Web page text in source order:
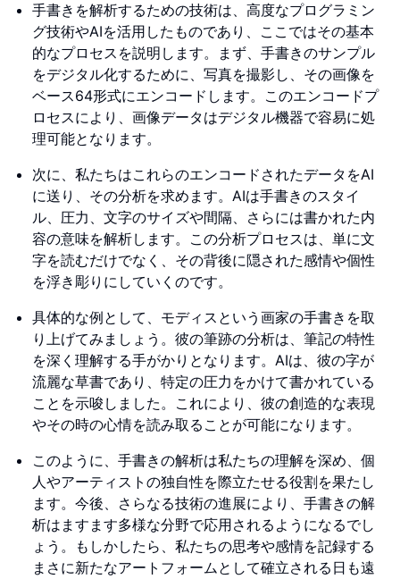
手書きを解析するための技術は、高度なプログラミン
グ技術やAIを活用したものであり、ここではその基本
的なプロセスを説明します。まず、手書きのサンプル
をデジタル化するために、写真を撮影し、その画像を
ベース64形式にエンコードします。このエンコードプ
ロセスにより、画像データはデジタル機器で容易に処
理可能となります。
次に、私たちはこれらのエンコードされたデータをAI
に送り、その分析を求めます。AIは手書きのスタイ
ル、圧力、文字のサイズや間隔、さらには書かれた内
容の意味を解析します。この分析プロセスは、単に文
字を読むだけでなく、その背後に隠された感情や個性
を浮き彫りにしていくのです。
具体的な例として、モディスという画家の手書きを取
り上げてみましょう。彼の筆跡の分析は、筆記の特性
を深く理解する手がかりとなります。AIは、彼の字が
流麗な草書であり、特定の圧力をかけて書かれている
ことを示唆しました。これにより、彼の創造的な表現
やその時の心情を読み取ることが可能になります。
このように、手書きの解析は私たちの理解を深め、個
人やアーティストの独自性を際立たせる役割を果たし
ます。今後、さらなる技術の進展により、手書きの解
析はますます多様な分野で応用されるようになるでし
ょう。もしかしたら、私たちの思考や感情を記録する
まさに新たなアートフォームとして確立される日も遠